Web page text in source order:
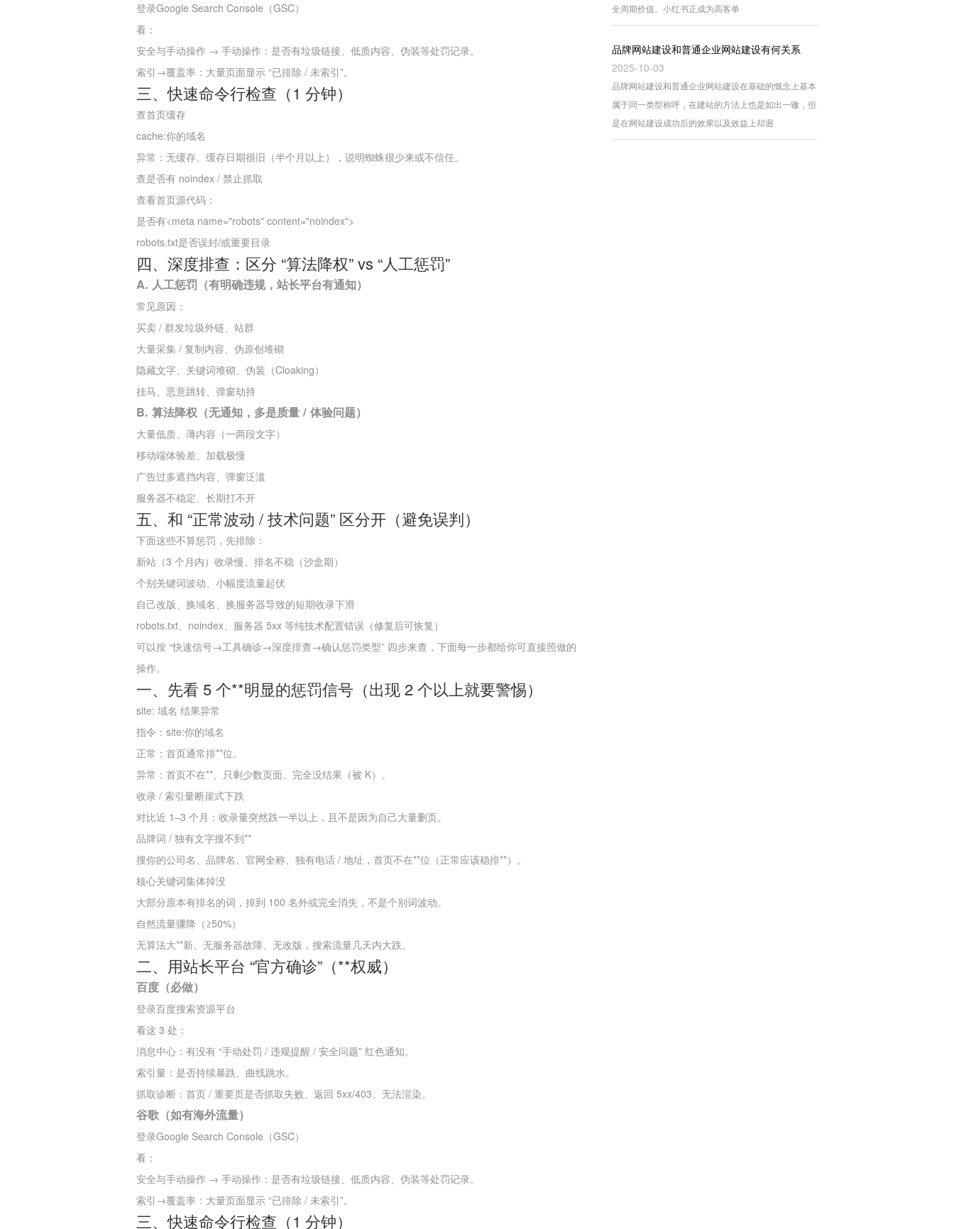
登录Google Search Console（GSC）
看：
安全与手动操作 → 手动操作：是否有垃圾链接、低质内容、伪装等处罚记录。
索引→覆盖率：大量页面显示 “已排除 / 未索引”。
三、快速命令行检查（1 分钟）
查首页缓存
cache:你的域名
异常：无缓存、缓存日期很旧（半个月以上），说明蜘蛛很少来或不信任。
查是否有 noindex / 禁止抓取
查看首页源代码：
是否有<meta name="robots" content="noindex">
robots.txt是否误封/或重要目录
四、深度排查：区分 “算法降权” vs “人工惩罚”
A. 人工惩罚（有明确违规，站长平台有通知）
常见原因：
买卖 / 群发垃圾外链、站群
大量采集 / 复制内容、伪原创堆砌
隐藏文字、关键词堆砌、伪装（Cloaking）
挂马、恶意跳转、弹窗劫持
B. 算法降权（无通知，多是质量 / 体验问题）
大量低质、薄内容（一两段文字）
移动端体验差、加载极慢
广告过多遮挡内容、弹窗泛滥
服务器不稳定、长期打不开
五、和 “正常波动 / 技术问题” 区分开（避免误判）
下面这些不算惩罚，先排除：
新站（3 个月内）收录慢、排名不稳（沙盒期）
个别关键词波动、小幅度流量起伏
自己改版、换域名、换服务器导致的短期收录下滑
robots.txt、noindex、服务器 5xx 等纯技术配置错误（修复后可恢复）
可以按 “快速信号→工具确诊→深度排查→确认惩罚类型” 四步来查，下面每一步都给你可直接照做的
操作。
一、先看 5 个**明显的惩罚信号（出现 2 个以上就要警惕）
site: 域名 结果异常
指令：site:你的域名
正常：首页通常排**位。
异常：首页不在**、只剩少数页面、完全没结果（被 K）。
收录 / 索引量断崖式下跌
对比近 1–3 个月：收录量突然跌一半以上，且不是因为自己大量删页。
品牌词 / 独有文字搜不到**
搜你的公司名、品牌名、官网全称、独有电话 / 地址，首页不在**位（正常应该稳排**）。
核心关键词集体掉没
大部分原本有排名的词，掉到 100 名外或完全消失，不是个别词波动。
自然流量骤降（≥50%）
无算法大**新、无服务器故障、无改版，搜索流量几天内大跌。
二、用站长平台 “官方确诊”（**权威）
百度（必做）
登录百度搜索资源平台
看这 3 处：
消息中心：有没有 “手动处罚 / 违规提醒 / 安全问题” 红色通知。
索引量：是否持续暴跌、曲线跳水。
抓取诊断：首页 / 重要页是否抓取失败、返回 5xx/403、无法渲染。
谷歌（如有海外流量）
登录Google Search Console（GSC）
看：
安全与手动操作 → 手动操作：是否有垃圾链接、低质内容、伪装等处罚记录。
索引→覆盖率：大量页面显示 “已排除 / 未索引”。
三、快速命令行检查（1 分钟）
全周期价值。小红书正成为高客单
品牌网站建设和普通企业网站建设有何关系
2025-10-03
品牌网站建设和普通企业网站建设在基础的慨念上基本
属于同一类型称呼，在建站的方法上也是如出一辙，但
是在网站建设成功后的效果以及效益上却迥